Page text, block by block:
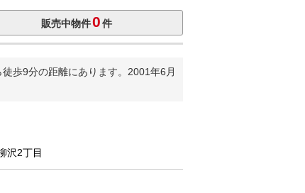
販売中物件0件
歩9分の距離にあります。2001年6月
沢2丁目